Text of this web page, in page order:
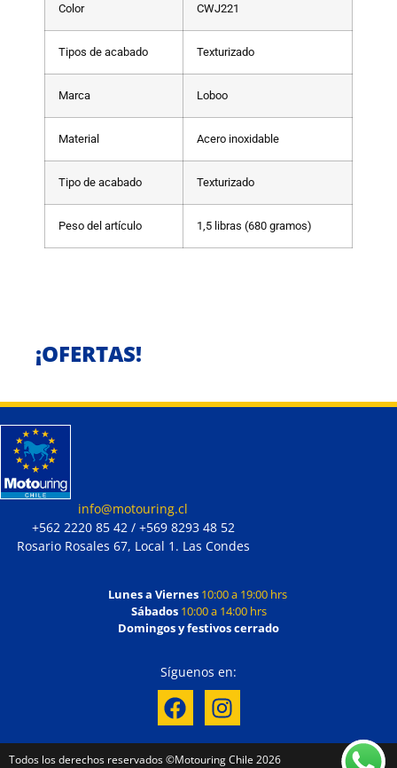
Color CWJ221
Tipos de acabado Texturizado
Marca Loboo
Material Acero inoxidable
Tipo de acabado Texturizado
Peso del artículo 1,5 libras (680 gramos)
¡OFERTAS!
info@motouring.cl
+562 2220 85 42 / +569 8293 48 52
Rosario Rosales 67, Local 1. Las Condes
Lunes a Viernes 10:00 a 19:00 hrs
Sábados 10:00 a 14:00 hrs
Domingos y festivos cerrado
Síguenos en:
Todos los derechos reservados ©Motouring Chile 2026